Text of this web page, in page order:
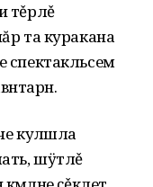
тěрлě
та куракана
спектакльсем
кулӑшла
шӱтлě